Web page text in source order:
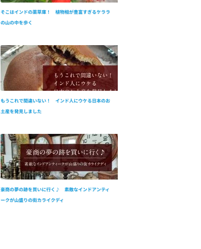
そこはインドの薬草庫！ 植物相が豊富すぎるケララ
の山の中を歩く
もうこれで間違いない！ インド人にウケる日本のお
土産を発見しました
豪商の夢の跡を買いに行く♪ 素敵なインドアンティ
ークが山盛りの街カライクディ